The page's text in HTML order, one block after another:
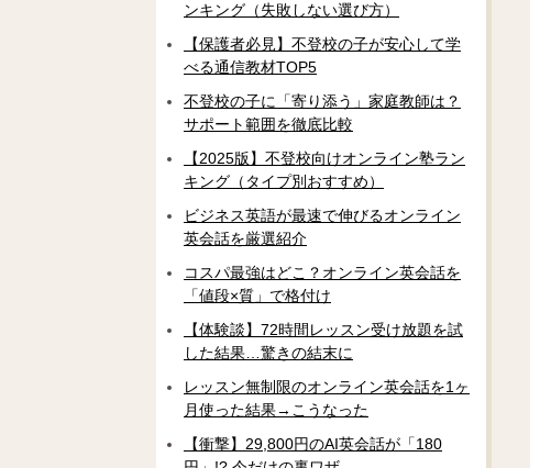
ンキング（失敗しない選び方）
【保護者必見】不登校の子が安心して学
べる通信教材TOP5
不登校の子に「寄り添う」家庭教師は？
サポート範囲を徹底比較
【2025版】不登校向けオンライン塾ラン
キング（タイプ別おすすめ）
ビジネス英語が最速で伸びるオンライン
英会話を厳選紹介
コスパ最強はどこ？オンライン英会話を
「値段×質」で格付け
【体験談】72時間レッスン受け放題を試
した結果…驚きの結末に
レッスン無制限のオンライン英会話を1ヶ
月使った結果→こうなった
【衝撃】29,800円のAI英会話が「180